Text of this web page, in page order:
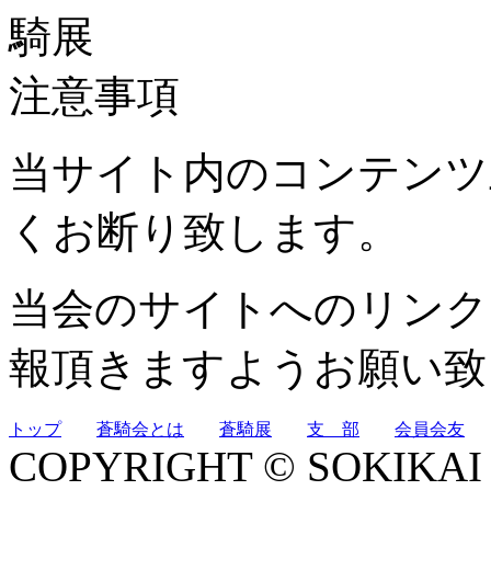
注意事項
当サイト内のコンテン
くお断り致します。
当会のサイトへのリン
報頂きますようお願い
トップ 蒼騎会とは 蒼騎展 支 部 会員会友
COPYRIGHT © SOKIKAI